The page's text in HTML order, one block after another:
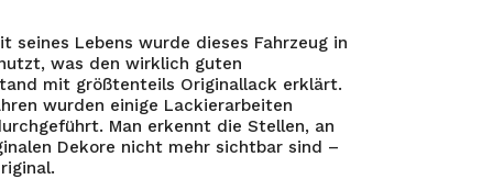
seines Lebens wurde dieses Fahrzeug in
was den wirklich guten
mit größtenteils Originallack erklärt.
wurden einige Lackierarbeiten
Man erkennt die Stellen, an
Dekore nicht mehr sichtbar sind –